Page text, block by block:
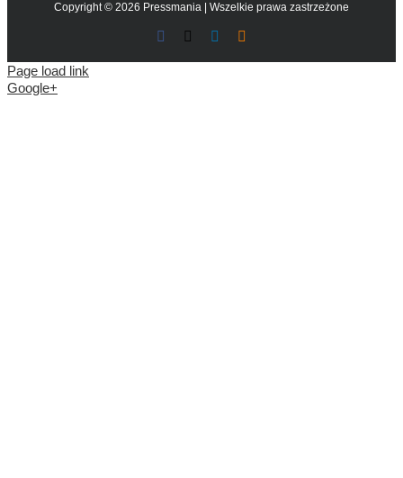
Copyright © 2026 Pressmania | Wszelkie prawa zastrzeżone
Facebook LinkedIn
Page load link
Google+